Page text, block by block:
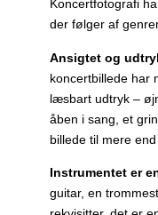
Koncertfotografi
der følger af
Ansigtet og
koncertbillede har
læsbart udtryk –
åben i sang, et
billede til mere
Instrumentet er
guitar, en